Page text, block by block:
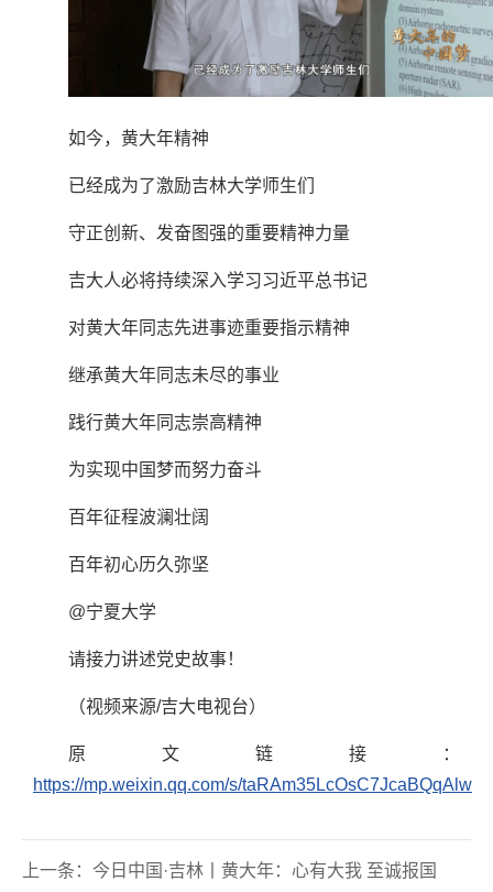
如今，黄大年精神
已经成为了激励吉林大学师生们
守正创新、发奋图强的重要精神力量
吉大人必将持续深入学习习近平总书记
对黄大年同志先进事迹重要指示精神
继承黄大年同志未尽的事业
践行黄大年同志崇高精神
为实现中国梦而努力奋斗
百年征程波澜壮阔
百年初心历久弥坚
@宁夏大学
请接力讲述党史故事！
（视频来源/吉大电视台）
原文链接：
https://mp.weixin.qq.com/s/taRAm35LcOsC7JcaBQqAlw
上一条： 今日中国·吉林丨黄大年：心有大我 至诚报国